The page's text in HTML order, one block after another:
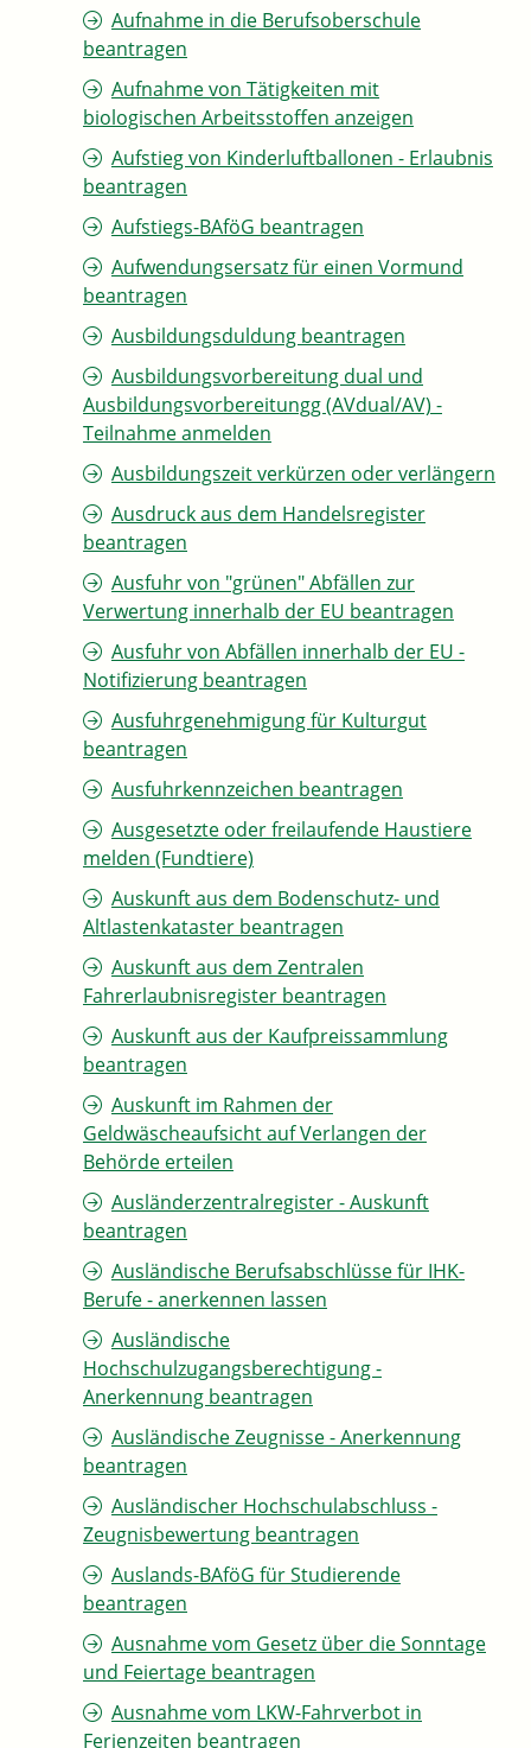
Aufnahme in die Berufsoberschule
beantragen
Aufnahme von Tätigkeiten mit
biologischen Arbeitsstoffen anzeigen
Aufstieg von Kinderluftballonen - Erlaubnis
beantragen
Aufstiegs-BAföG beantragen
Aufwendungsersatz für einen Vormund
beantragen
Ausbildungsduldung beantragen
Ausbildungsvorbereitung dual und
Ausbildungsvorbereitungg (AVdual/AV) -
Teilnahme anmelden
Ausbildungszeit verkürzen oder verlängern
Ausdruck aus dem Handelsregister
beantragen
Ausfuhr von "grünen" Abfällen zur
Verwertung innerhalb der EU beantragen
Ausfuhr von Abfällen innerhalb der EU -
Notifizierung beantragen
Ausfuhrgenehmigung für Kulturgut
beantragen
Ausfuhrkennzeichen beantragen
Ausgesetzte oder freilaufende Haustiere
melden (Fundtiere)
Auskunft aus dem Bodenschutz- und
Altlastenkataster beantragen
Auskunft aus dem Zentralen
Fahrerlaubnisregister beantragen
Auskunft aus der Kaufpreissammlung
beantragen
Auskunft im Rahmen der
Geldwäscheaufsicht auf Verlangen der
Behörde erteilen
Ausländerzentralregister - Auskunft
beantragen
Ausländische Berufsabschlüsse für IHK-
Berufe - anerkennen lassen
Ausländische
Hochschulzugangsberechtigung -
Anerkennung beantragen
Ausländische Zeugnisse - Anerkennung
beantragen
Ausländischer Hochschulabschluss -
Zeugnisbewertung beantragen
Auslands-BAföG für Studierende
beantragen
Ausnahme vom Gesetz über die Sonntage
und Feiertage beantragen
Ausnahme vom LKW-Fahrverbot in
Ferienzeiten beantragen